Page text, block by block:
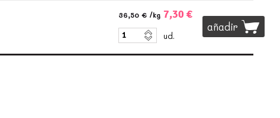
36,50 € /kg 7,30 €
ud.
añadir